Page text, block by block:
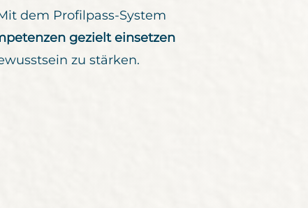
dem Profilpass-System
gezielt einsetzen
zu stärken.